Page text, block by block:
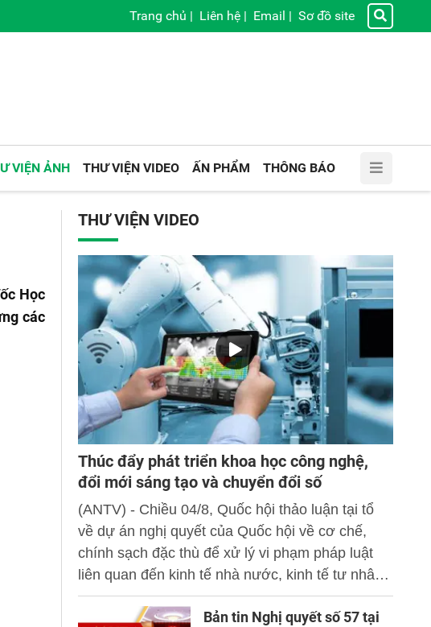
Trang chủ | Liên hệ | Email | Sơ đồ site
VIỆN ẢNH THƯ VIỆN VIDEO ẤN PHẨM THÔNG BÁO
Học
các
THƯ VIỆN VIDEO
Thúc đẩy phát triển khoa học công nghệ,
đổi mới sáng tạo và chuyển đổi số
(ANTV) - Chiều 04/8, Quốc hội thảo luận tại tổ
về dự án nghị quyết của Quốc hội về cơ chế,
chính sạch đặc thù để xử lý vi phạm pháp luật
liên quan đến kinh tế nhà nước, kinh tế tư nhân
và ứng dụng khoa học công nghệ, đổi mới sáng
tạo và chuyển đổi số.Bản tin Nghị quyết số 57 tại